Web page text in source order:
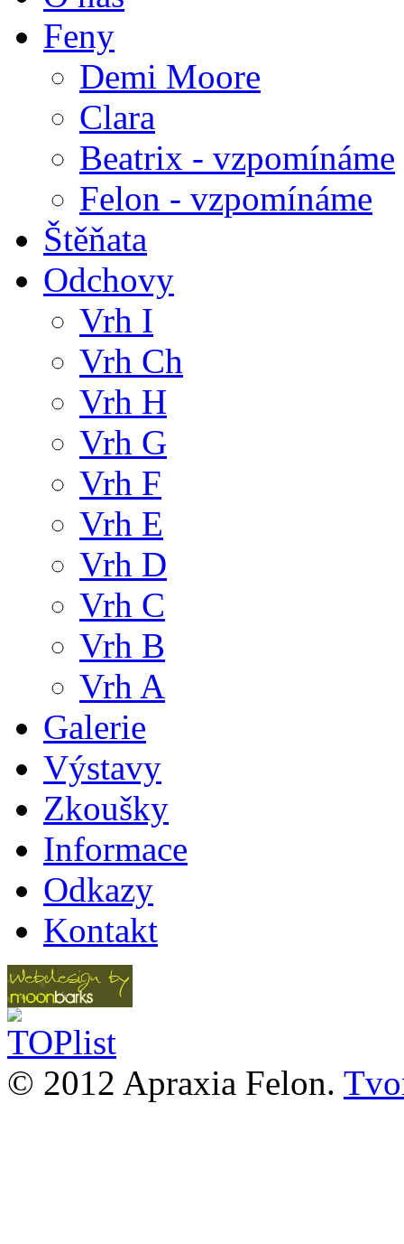
Feny
Demi Moore
Clara
Beatrix - vzpomínáme
Felon - vzpomínáme
Štěňata
Odchovy
Vrh I
Vrh Ch
Vrh H
Vrh G
Vrh F
Vrh E
Vrh D
Vrh C
Vrh B
Vrh A
Galerie
Výstavy
Zkoušky
Informace
Odkazy
Kontakt
© 2012 Apraxia Felon.